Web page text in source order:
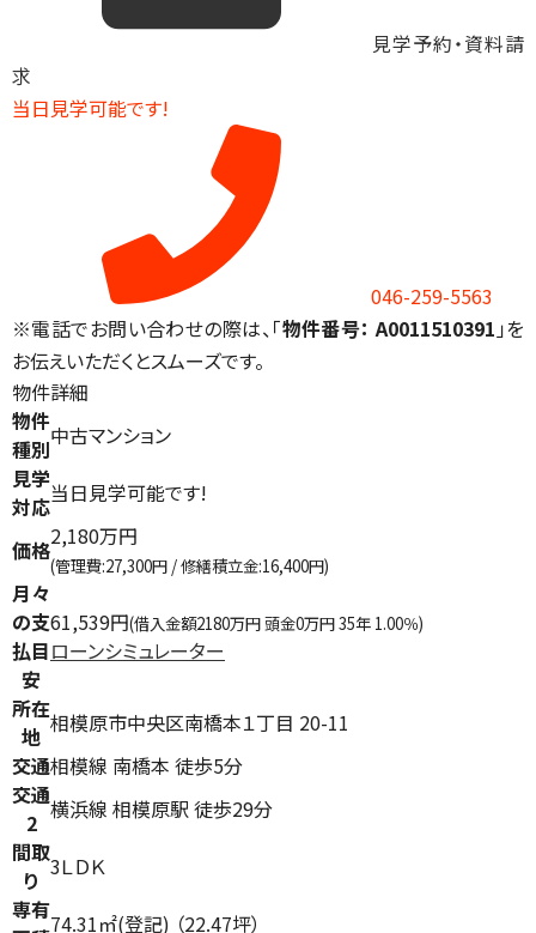
見学予約・資料請
求
当日見学可能です!
046-259-5563
※電話でお問い合わせの際は、「物件番号： A0011510391」を
お伝えいただくとスムーズです。
物件詳細
物件
種別中古マンション
見学
対応当日見学可能です!
価格2,180万円
(管理費:27,300円 / 修繕積立金:16,400円)
月々
の支
払目
安
61,539円(借入金額2180万円 頭金0万円 35年 1.00％)
ローンシミュレーター
所在
地 相模原市中央区南橋本１丁目 20-11
交通相模線 南橋本 徒歩5分
交通
2 横浜線 相模原駅 徒歩29分
間取
り 3ＬＤＫ
専有74.31㎡(登記) （22.47坪）